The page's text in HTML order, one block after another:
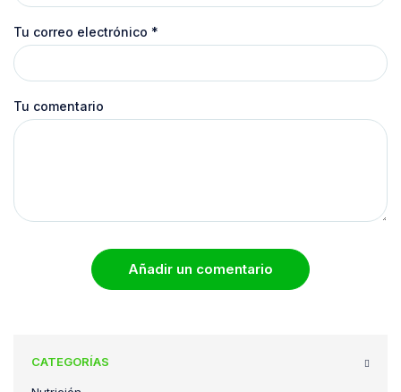
Tu correo electrónico *
Tu comentario
Añadir un comentario
CATEGORÍAS